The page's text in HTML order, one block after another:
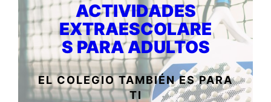
ACTIVIDADES
EXTRAESCOLARE
S PARA ADULTOS
EL COLEGIO TAMBIÉN ES PARA
TI